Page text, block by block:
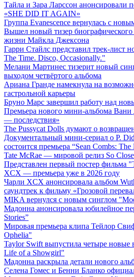
Тайла и Зара Ларссон анонсировали
«SHE DID IT AGAIN»
Группа Evanescence вернулась с
Вышел новый тизер
жизни Майкла Джексона
Гарри Стайлс представил трек-лист
The Time. Disco, Occasionally."
Мелани Мартинес тизерит новый
выходом четвёртого альбома
Ариана Гранде намекнула на
гастрольной карьеры
Бруно Марс завершил работу над
Премьера нового мини-альбома
— последствия»
The Pussycat Dolls думают о
Документальный мини-сериал о P.
состоится премьера “Sean Combs:
Tate McRae — мировой релиз So
Представлен первый постер фильма
XCX — премьера уже в 2026 году
Чарли XCX анонсировала альбом
саундтрек к фильму «Грозовой
MIKA вернулся с новым синглом
Мадонна анонсировала юбилейное
Stories”
Мировая премьера клипа Тейлор
Ophelia"
Taylor Swift выпустила четыре новые
Life of a Showgirl"
Мадонна раскрыла детали нового
Селена Гомес и Бенни Бланко